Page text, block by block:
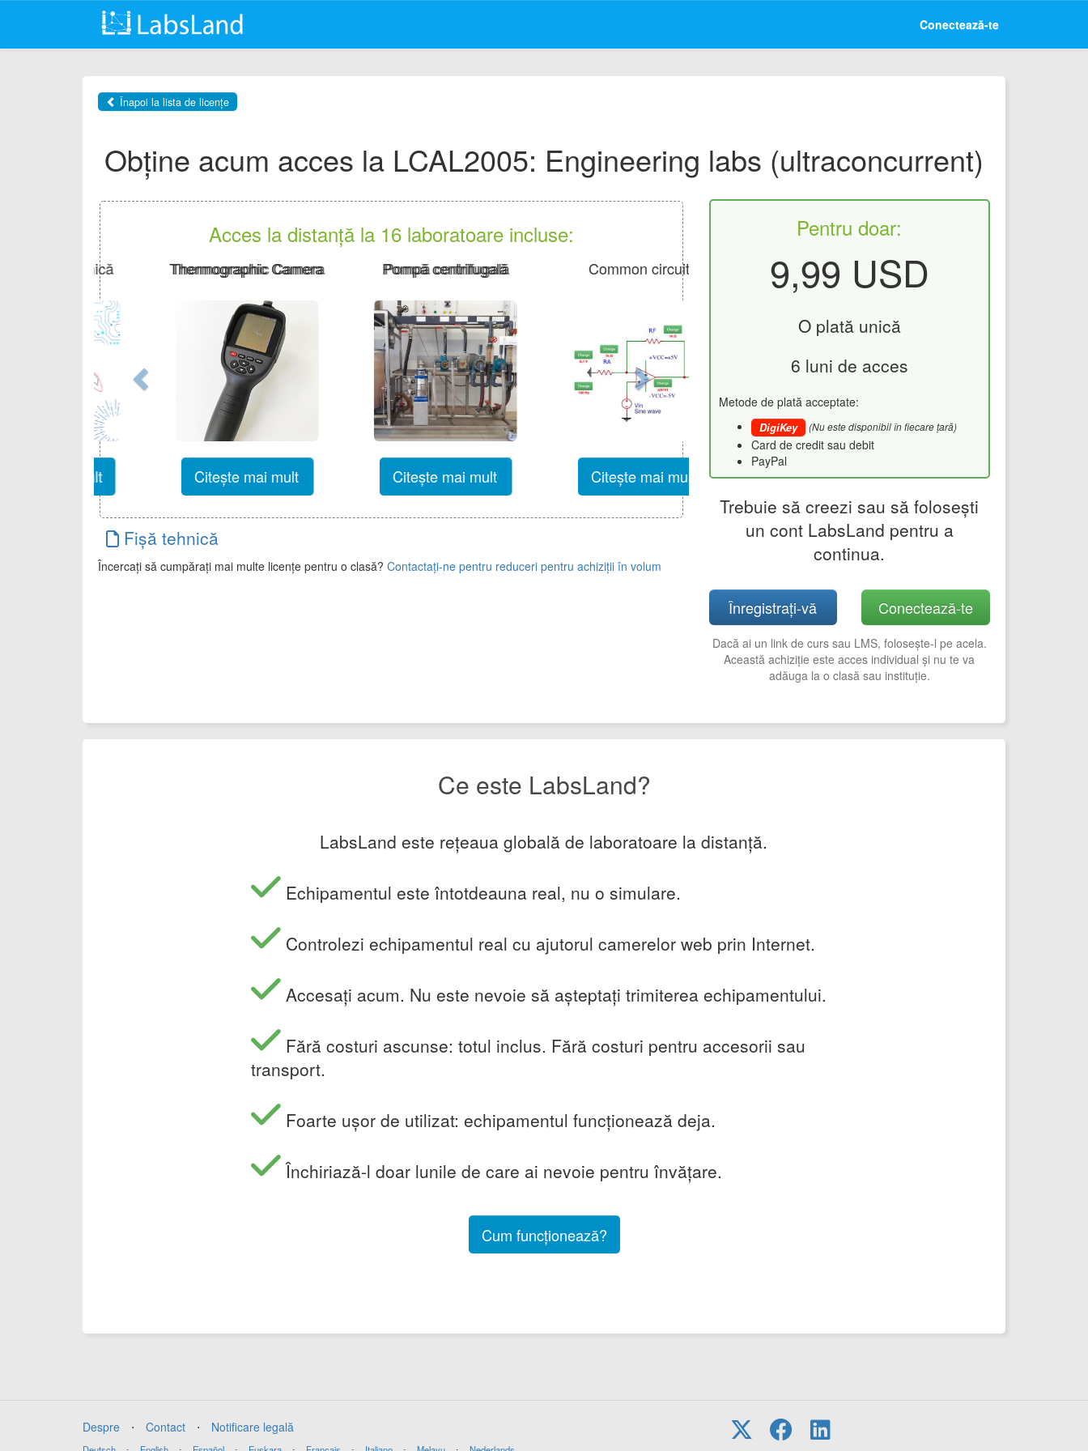
Conectează-te
Înapoi la lista de licențe
Obține acum acces la LCAL2005: Engineering labs (ultraconcurrent)
Pentru doar:
9,99 USD
O plată unică
6 luni de acces
Metode de plată acceptate:
DigiKey (Nu este disponibil în fiecare țară)
Card de credit sau debit
PayPal
Trebuie să creezi sau să folosești
un cont LabsLand pentru a
continua.
Înregistrați-vă Conectează-te
Dacă ai un link de curs sau LMS, folosește-l pe acela.
Această achiziție este acces individual și nu te va
adăuga la o clasă sau instituție.
Acces la distanță la 16 laboratoare incluse:
Thermographic Camera
Citește mai mult
Pompă centrifugală
Citește mai mult
Common circuits
Citește mai mult
Fișă tehnică
Încercați să cumpărați mai multe licențe pentru o clasă? Contactați-ne pentru reduceri pentru achiziții în volum
Ce este LabsLand?
LabsLand este rețeaua globală de laboratoare la distanță.
Echipamentul este întotdeauna real, nu o simulare.
Controlezi echipamentul real cu ajutorul camerelor web prin Internet.
Accesați acum. Nu este nevoie să așteptați trimiterea echipamentului.
Fără costuri ascunse: totul inclus. Fără costuri pentru accesorii sau
transport.
Foarte ușor de utilizat: echipamentul funcționează deja.
Închiriază-l doar lunile de care ai nevoie pentru învățare.
Cum funcționează?
Despre ⋅ Contact ⋅ Notificare legală